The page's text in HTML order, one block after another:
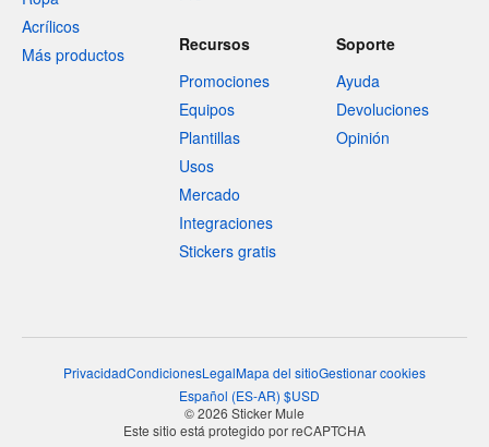
Acrílicos
Más productos
Recursos
Promociones
Equipos
Plantillas
Usos
Mercado
Integraciones
Stickers gratis
Soporte
Ayuda
Devoluciones
Opinión
PrivacidadCondicionesLegalMapa del sitioGestionar cookies
Español (ES-AR) $USD
© 2026 Sticker Mule
Este sitio está protegido por reCAPTCHA